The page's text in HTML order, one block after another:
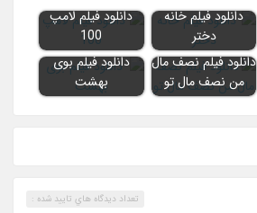
دانلود فیلم خانه
دختر
دانلود فیلم لامپ
100
دانلود فیلم نصف مال
من نصف مال تو
دانلود فیلم بوی
بهشت
تعداد ديدگاه هاي تاييد شده :